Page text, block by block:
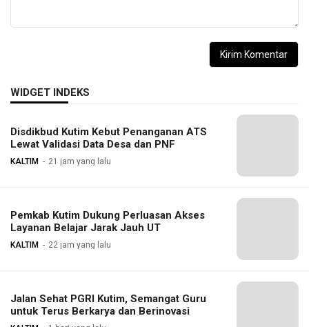
WIDGET INDEKS
Disdikbud Kutim Kebut Penanganan ATS
Lewat Validasi Data Desa dan PNF
KALTIM 21 jam yang lalu
Pemkab Kutim Dukung Perluasan Akses
Layanan Belajar Jarak Jauh UT
KALTIM 22 jam yang lalu
Jalan Sehat PGRI Kutim, Semangat Guru
untuk Terus Berkarya dan Berinovasi